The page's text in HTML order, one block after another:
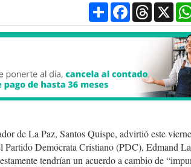
CompartirFacebookThreads
X
de La Paz, Santos Quispe, advirtió este
Partido Demócrata Cristiano (PDC), Edmand
tendrían un acuerdo a cambio de